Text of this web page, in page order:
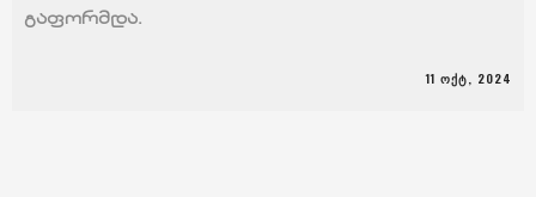
გაფორმდა.
11 ᲝᲥᲢ, 2024